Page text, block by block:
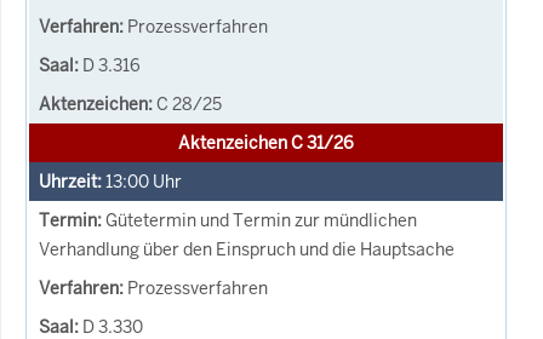
Prozessverfahren
D 3.316
C 28/25
Aktenzeichen C 31/26
13:00 Uhr
Gütetermin und Termin zur mündlichen
Verhandlung über den Einspruch und die Hauptsache
Prozessverfahren
D 3.330